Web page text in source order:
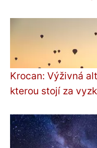
Krocan: Výživná
kterou stojí za